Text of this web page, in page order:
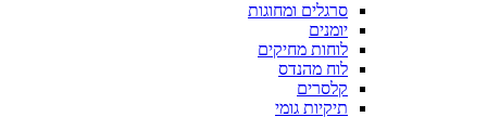
סרגלים ומחוגות
יומנים
לוחות מחיקים
לוח מהנדס
קלסרים
תיקיות גומי